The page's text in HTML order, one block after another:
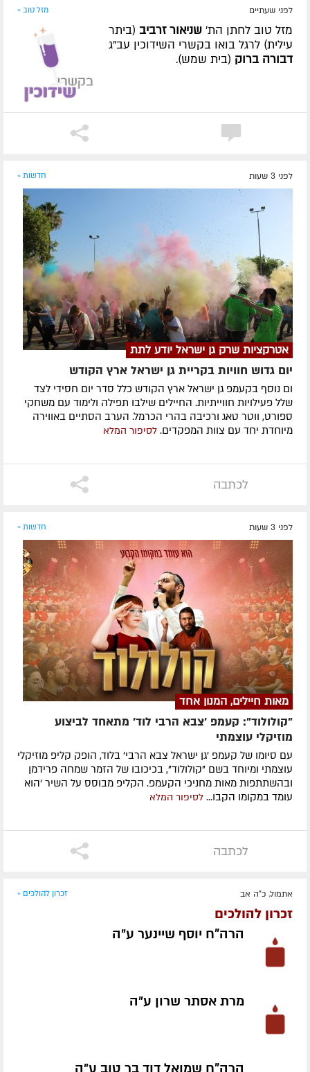
לפני שעתיים מזל טוב »
מזל טוב לחתן הת' שניאור זרביב (ביתר
עילית) לרגל בואו בקשרי השידוכין עב"ג
דבורה ברוק (בית שמש).
לפני 3 שעות חדשות »
אטרקציות שרק גן ישראל יודע לתת
יום גדוש חוויות בקריית גן ישראל ארץ הקודש
ום נוסף בקעמפ גן ישראל ארץ הקודש כלל סדר יום חסידי לצד
שלל פעילויות חווייתיות. החיילים שילבו תפילה ולימוד עם משחקי
ספורט, ווטר טאג ורכיבה בהרי הכרמל. הערב הסתיים באווירה
מיוחדת יחד עם צוות המפקדים. לסיפור המלא
לכתבה
לפני 3 שעות חדשות »
מאות חיילים, המנון אחד
"קולולוד": קעמפ 'צבא הרבי לוד' מתאחד לביצוע
מוזיקלי עוצמתי
עם סיומו של קעמפ 'גן ישראל צבא הרבי' בלוד, הופק קליפ מוזיקלי
עוצמתי ומיוחד בשם "קולולוד", בכיכובו של הזמר שמחה פרידמן
ובהשתתפות מאות מחניכי הקעמפ. הקליפ מבוסס על השיר 'הוא
עומד במקומו הקבו... לסיפור המלא
לכתבה
אתמול, כ"ה אב זכרון להולכים »
זכרון להולכים
הרה"ח יוסף שיינער ע״ה
מרת אסתר שרון ע״ה
הרה"ח שמואל דוד בר טוב ע״ה